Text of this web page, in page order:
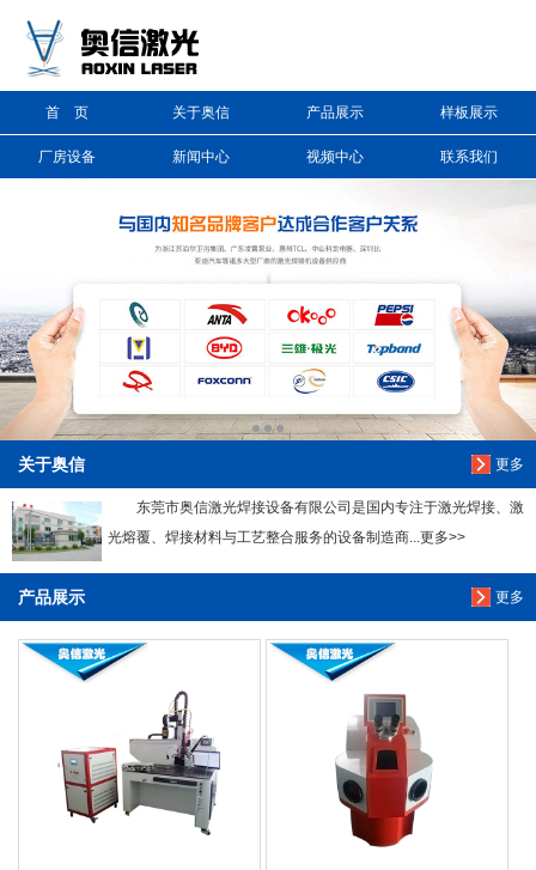
首 页 关于奥信 产品展示 样板展示
厂房设备 新闻中心 视频中心 联系我们
更多
关于奥信
东莞市奥信激光焊接设备有限公司是国内专注于激光焊接、激
光熔覆、焊接材料与工艺整合服务的设备制造商...更多>>
更多
产品展示
信息搜索